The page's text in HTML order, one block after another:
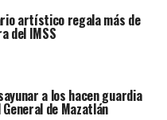
artístico regala más de
del IMSS
a los hacen guardia
de Mazatlán